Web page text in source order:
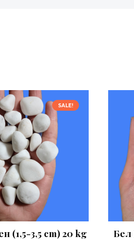
SALE!
(1,5-3,5 cm) 20 kg Бел